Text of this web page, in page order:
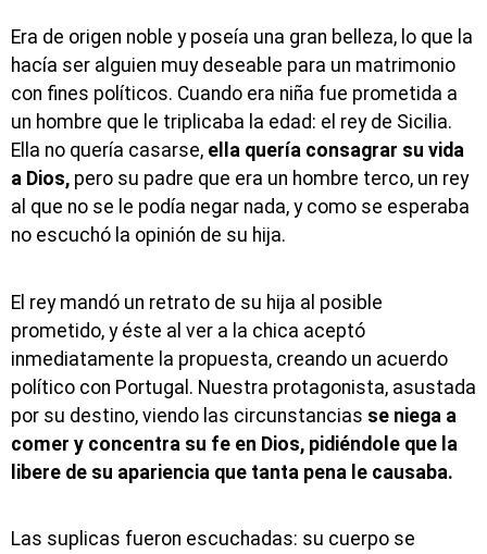
Era de origen noble y poseía una gran belleza, lo que la
hacía ser alguien muy deseable para un matrimonio
con fines políticos. Cuando era niña fue prometida a
un hombre que le triplicaba la edad: el rey de Sicilia.
Ella no quería casarse, ella quería consagrar su vida
a Dios, pero su padre que era un hombre terco, un rey
al que no se le podía negar nada, y como se esperaba
no escuchó la opinión de su hija.
El rey mandó un retrato de su hija al posible
prometido, y éste al ver a la chica aceptó
inmediatamente la propuesta, creando un acuerdo
político con Portugal. Nuestra protagonista, asustada
por su destino, viendo las circunstancias se niega a
comer y concentra su fe en Dios, pidiéndole que la
libere de su apariencia que tanta pena le causaba.
Las suplicas fueron escuchadas: su cuerpo se